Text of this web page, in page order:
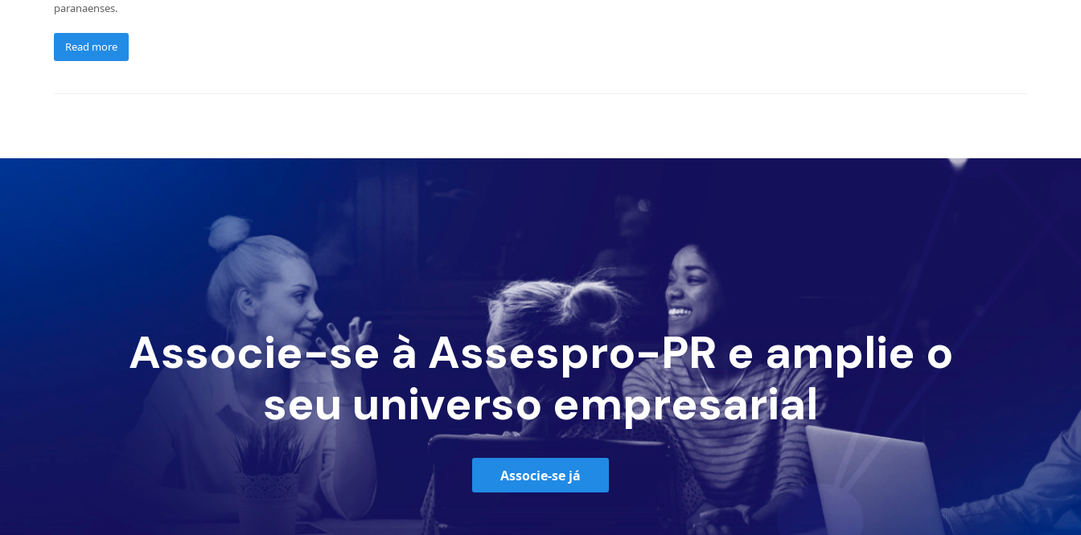
paranaenses.
Read more
Associe-se à Assespro-PR e amplie o
seu universo empresarial
Associe-se já